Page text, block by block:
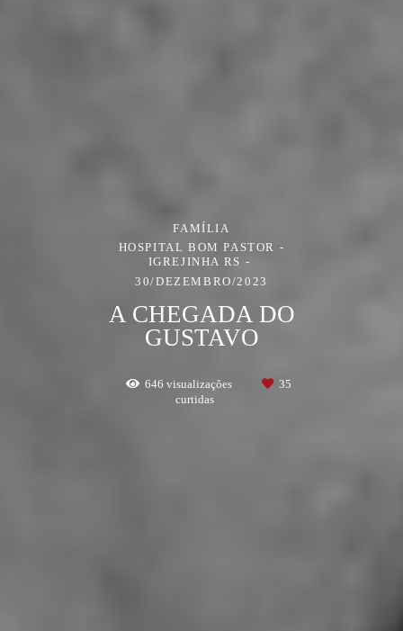
FAMÍLIA
HOSPITAL BOM PASTOR -
IGREJINHA RS
30/DEZEMBRO/2023
A CHEGADA DO
GUSTAVO
646 visualizações
35
curtidas